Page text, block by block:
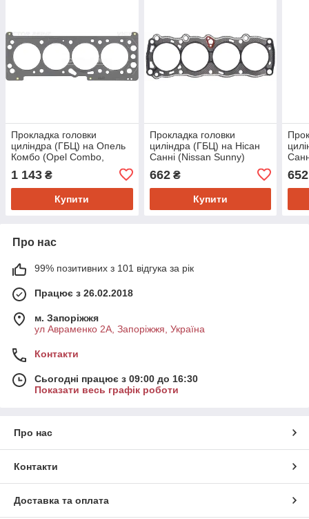
Прокладка головки
циліндра (ГБЦ) на Опель
Комбо (Opel Combo,
Vectra, Astra, Zafira) Reinz
613490000
1 143 ₴
Купити
Прокладка головки
циліндра (ГБЦ) на Нісан
Санні (Nissan Sunny)
662₴
Купити
652
Про нас
99% позитивних з 101 відгука за рік
Працює з 26.02.2018
м. Запоріжжя
ул Авраменко 2А, Запоріжжя, Україна
Контакти
Сьогодні працює з 09:00 до 16:30
Показати весь графік роботи
Про нас
Контакти
Доставка та оплата